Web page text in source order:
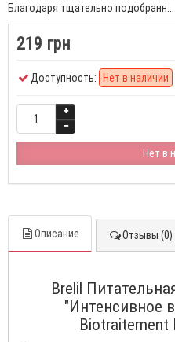
Благодаря тщательно подобранн...
219 грн
Доступность: Нет в наличии
Нет в
Описание Отзывы (0)
Brelil
"Интенсивное
Biotraitement